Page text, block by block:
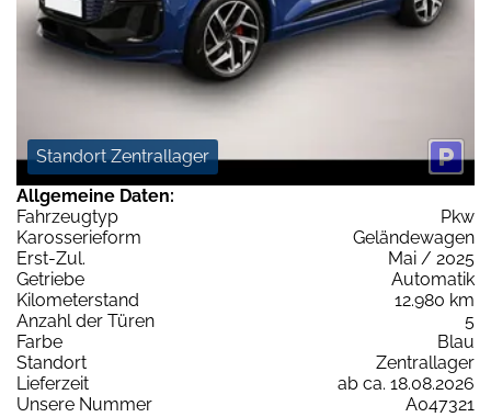
Standort Zentrallager
Allgemeine Daten:
Fahrzeugtyp
Pkw
Karosserieform
Geländewagen
Erst-Zul.
Mai / 2025
Getriebe
Automatik
Kilometerstand
12.980 km
Anzahl der Türen
5
Farbe
Blau
Standort
Zentrallager
Lieferzeit
ab ca. 18.08.2026
Unsere Nummer
A047321